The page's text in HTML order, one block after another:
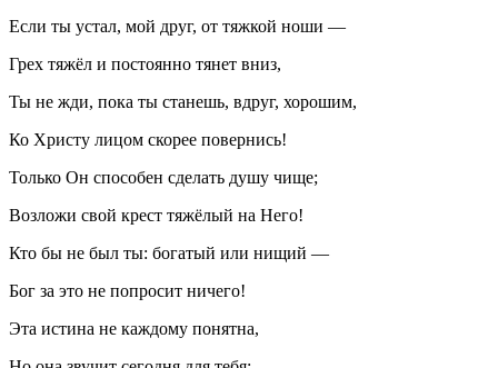
Если ты устал, мой друг, от тяжкой ноши —
Грех тяжёл и постоянно тянет вниз,
Ты не жди, пока ты станешь, вдруг, хорошим,
Ко Христу лицом скорее повернись!
Только Он способен сделать душу чище;
Возложи свой крест тяжёлый на Него!
Кто бы не был ты: богатый или нищий —
Бог за это не попросит ничего!
Эта истина не каждому понятна,